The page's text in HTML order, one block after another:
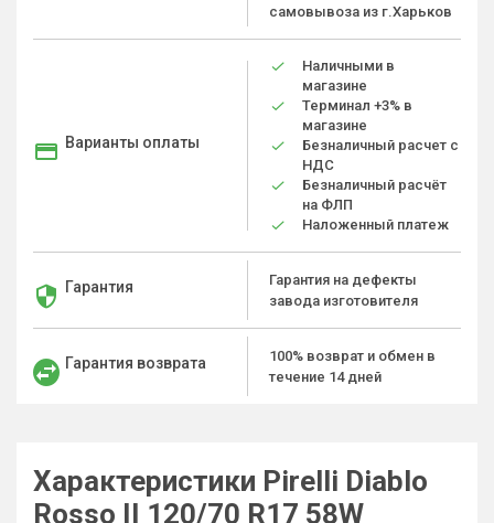
самовывоза из г.Харьков
Варианты оплаты
Наличными в
магазине
Терминал +3% в
магазине
Безналичный расчет с
НДС
Безналичный расчёт
на ФЛП
Наложенный платеж
Гарантия
Гарантия на дефекты
завода изготовителя
Гарантия возврата
100% возврат и обмен в
течение 14 дней
Характеристики Pirelli Diablo
Rosso II 120/70 R17 58W